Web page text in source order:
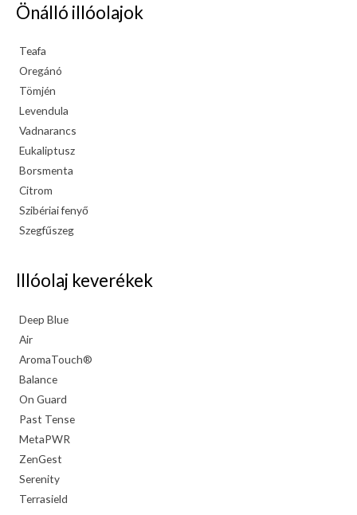
Önálló illóolajok
Teafa
Oregánó
Tömjén
Levendula
Vadnarancs
Eukaliptusz
Borsmenta
Citrom
Szibériai fenyő
Szegfűszeg
Illóolaj keverékek
Deep Blue
Air
AromaTouch®
Balance
On Guard
Past Tense
MetaPWR
ZenGest
Serenity
Terrasield